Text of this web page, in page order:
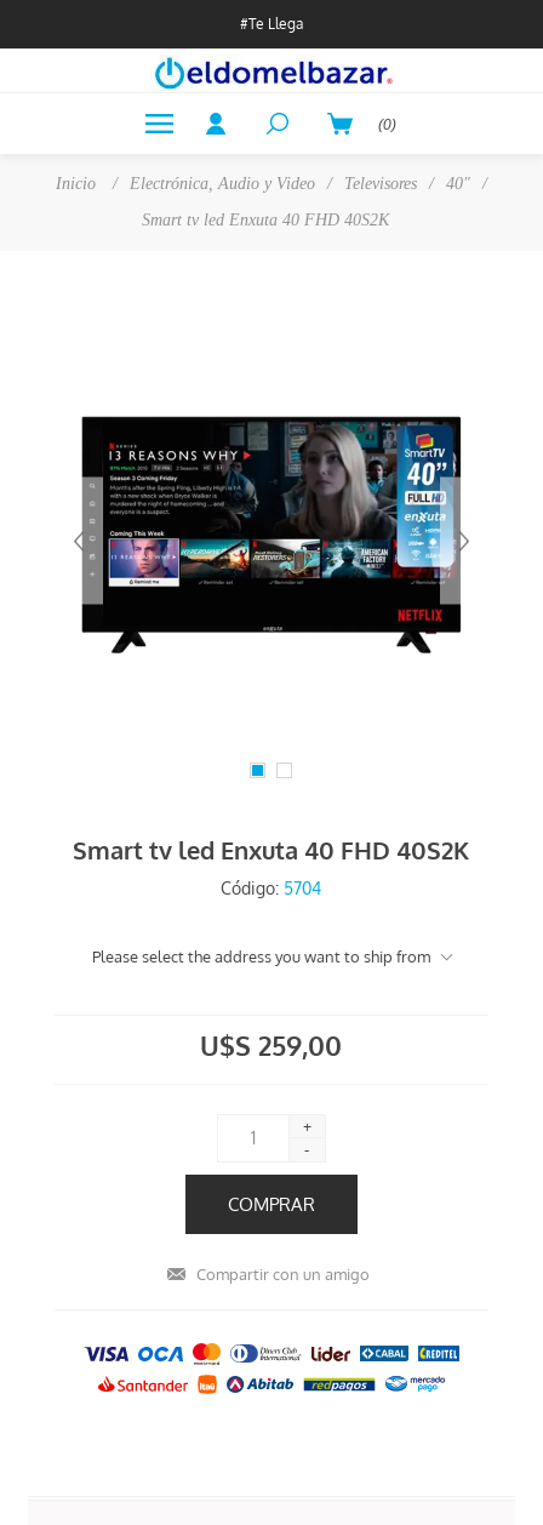
#Te Llega
(0)
Inicio / Electrónica, Audio y Video / Televisores / 40"
/
Smart tv led Enxuta 40 FHD 40S2K
Smart tv led Enxuta 40 FHD 40S2K
Código: 5704
Please select the address you want to ship from
U$S 259,00
+
-